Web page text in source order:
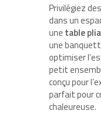
Privilégiez
dans un
une table
une
optimiser
petit
conçu pour
parfait pour
chaleureuse.